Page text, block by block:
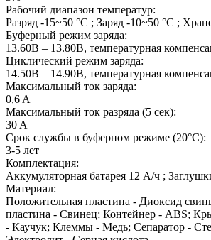
Рабочий диапазон температур:
Разряд -15~50 °С ; Заряд -10~50 °С ;
Буферный режим заряда:
13.60В – 13.80В, температурная
Циклический режим заряда:
14.50В – 14.90В, температурная
Максимальный ток заряда:
0,6 A
Максимальный ток разряда (5 сек):
30 A
Срок службы в буферном режиме (20°С):
3-5 лет
Комплектация:
Аккумуляторная батарея 12 А/ч ;
Материал:
Положительная пластина - Диоксид
пластина - Свинец; Контейнер - ABS;
- Каучук; Клеммы - Медь; Сепаратор -